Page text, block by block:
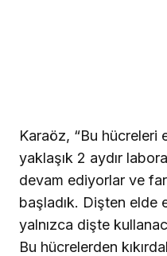
Karaöz, “Bu hücreleri
yaklaşık 2 aydır
devam ediyorlar ve
başladık. Dişten elde
yalnızca dişte
Bu hücrelerden